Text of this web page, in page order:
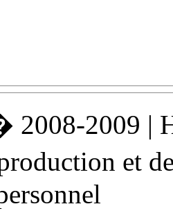
2008-2009 |
et